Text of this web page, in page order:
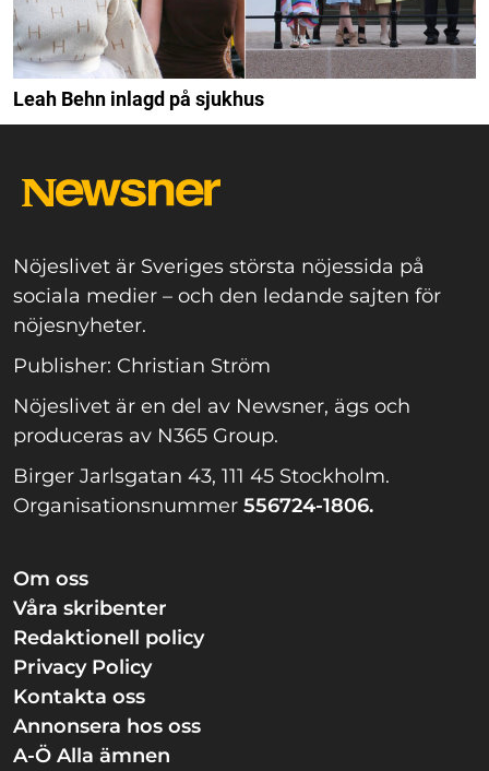
Leah Behn inlagd på sjukhus
Nöjeslivet är Sveriges största nöjessida på
sociala medier – och den ledande sajten för
nöjesnyheter.
Publisher: Christian Ström
Nöjeslivet är en del av Newsner, ägs och
produceras av N365 Group.
Birger Jarlsgatan 43, 111 45 Stockholm.
Organisationsnummer 556724-1806.
Om oss
Våra skribenter
Redaktionell policy
Privacy Policy
Kontakta oss
Annonsera hos oss
A-Ö Alla ämnen